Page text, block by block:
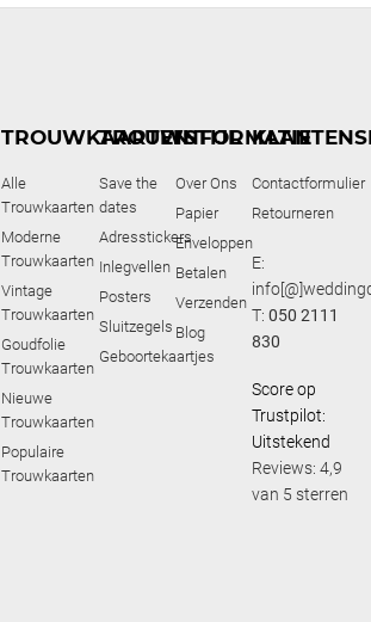
TROUWKAARTEN
Alle
Trouwkaarten
Moderne
Trouwkaarten
Vintage
Trouwkaarten
Goudfolie
Trouwkaarten
Nieuwe
Trouwkaarten
Populaire
Trouwkaarten
TROUWSTIJL
Save the
dates
Adresstickers
Inlegvellen
Posters
Sluitzegels
Geboortekaartjes
INFORMATIE
Over Ons
Papier
Enveloppen
Betalen
Verzenden
Blog
Contactformulier
Retourneren
E:
T:050 2111
830
Score op
Trustpilot:
Uitstekend
Reviews: 4,9
van 5 sterren